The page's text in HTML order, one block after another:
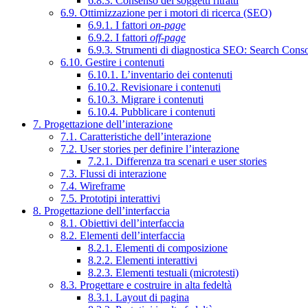
6.9. Ottimizzazione per i motori di ricerca (SEO)
6.9.1. I fattori on-page
6.9.2. I fattori off-page
6.9.3. Strumenti di diagnostica SEO: Search
6.10. Gestire i contenuti
6.10.1. L’inventario dei contenuti
6.10.2. Revisionare i contenuti
6.10.3. Migrare i contenuti
6.10.4. Pubblicare i contenuti
7. Progettazione dell’interazione
7.1. Caratteristiche dell’interazione
7.2. User stories per definire l’interazione
7.2.1. Differenza tra scenari e user stories
7.3. Flussi di interazione
7.4. Wireframe
7.5. Prototipi interattivi
8. Progettazione dell’interfaccia
8.1. Obiettivi dell’interfaccia
8.2. Elementi dell’interfaccia
8.2.1. Elementi di composizione
8.2.2. Elementi interattivi
8.2.3. Elementi testuali (microtesti)
8.3. Progettare e costruire in alta fedeltà
8.3.1. Layout di pagina